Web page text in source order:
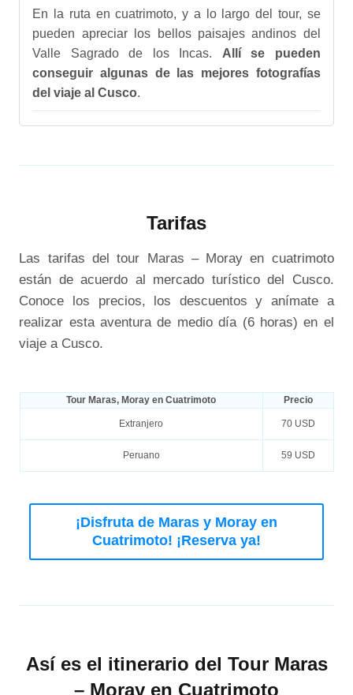
En la ruta en cuatrimoto, y a lo largo del tour, se
pueden apreciar los bellos paisajes andinos del
Valle Sagrado de los Incas. Allí se pueden
conseguir algunas de las mejores fotografías
del viaje al Cusco.
Tarifas
Las tarifas del tour Maras – Moray en cuatrimoto
están de acuerdo al mercado turístico del Cusco.
Conoce los precios, los descuentos y anímate a
realizar esta aventura de medio día (6 horas) en el
viaje a Cusco.
Tour Maras, Moray en Cuatrimoto Precio
Extranjero 70 USD
Peruano 59 USD
¡Disfruta de Maras y Moray en
Cuatrimoto! ¡Reserva ya!
Así es el itinerario del Tour Maras
– Moray en Cuatrimoto